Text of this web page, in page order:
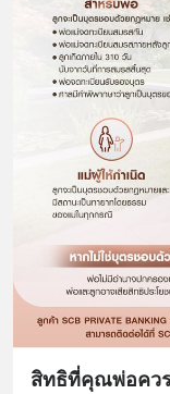
สิทธิที่คุณพ่อคว